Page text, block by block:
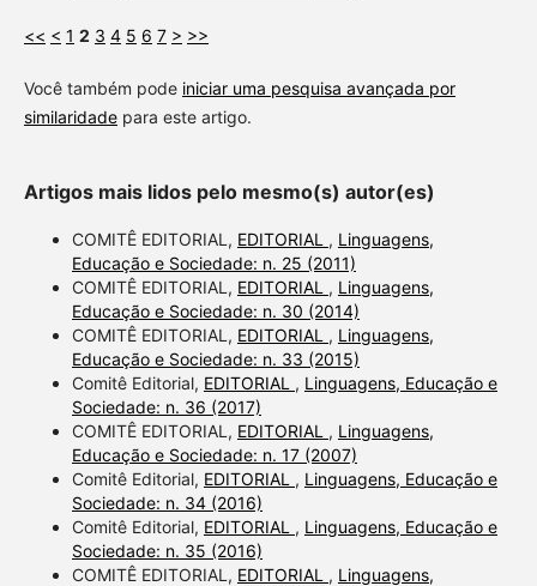
<< < 1 2 3 4 5 6 7 > >>
Você também pode iniciar uma pesquisa avançada por
similaridadepara este artigo.
Artigos mais lidos pelo mesmo(s) autor(es)
COMITÊ EDITORIAL, EDITORIAL , Linguagens,
Educação e Sociedade: n. 25 (2011)
COMITÊ EDITORIAL, EDITORIAL , Linguagens,
Educação e Sociedade: n. 30 (2014)
COMITÊ EDITORIAL, EDITORIAL , Linguagens,
Educação e Sociedade: n. 33 (2015)
Comitê Editorial, EDITORIAL , Linguagens, Educação e
Sociedade: n. 36 (2017)
COMITÊ EDITORIAL, EDITORIAL , Linguagens,
Educação e Sociedade: n. 17 (2007)
Comitê Editorial, EDITORIAL , Linguagens, Educação e
Sociedade: n. 34 (2016)
Comitê Editorial, EDITORIAL , Linguagens, Educação e
Sociedade: n. 35 (2016)
COMITÊ EDITORIAL, EDITORIAL , Linguagens,